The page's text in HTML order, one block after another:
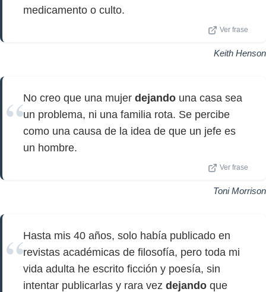
medicamento o culto.
Ver frase
Keith Henson
No creo que una mujer dejando una casa sea
un problema, ni una familia rota. Se percibe
como una causa de la idea de que un jefe es
un hombre.
Ver frase
Toni Morrison
Hasta mis 40 años, solo había publicado en
revistas académicas de filosofía, pero toda mi
vida adulta he escrito ficción y poesía, sin
intentar publicarlas y rara vez dejando que